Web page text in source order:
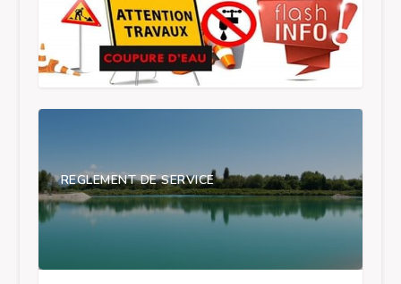
REGLEMENT DE SERVICE